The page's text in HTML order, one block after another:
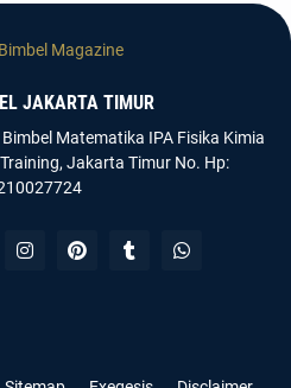
JAKARTA TIMUR
Matematika IPA Fisika Kimia
Jakarta Timur No. Hp: